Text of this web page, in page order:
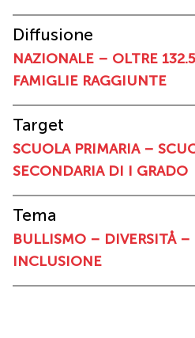
Diffusione
NAZIONALE – OLTRE
FAMIGLIE RAGGIUNTE
Target
SCUOLA PRIMARIA –
SECONDARIA DI I GRADO
Tema
BULLISMO – DIVERSITÅ –
INCLUSIONE